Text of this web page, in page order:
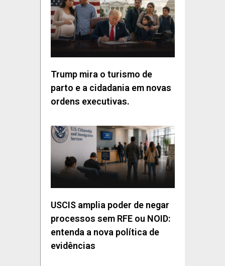
Trump mira o turismo de
parto e a cidadania em novas
ordens executivas.
USCIS amplia poder de negar
processos sem RFE ou NOID:
entenda a nova política de
evidências